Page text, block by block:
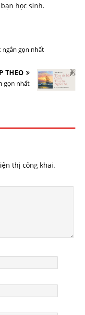
học sinh.
ngắn gọn nhất
THEO
gọn nhất
thị công khai.